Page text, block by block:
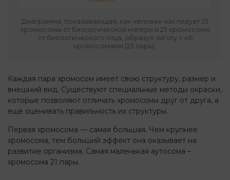
Диаграмма, показывающая, как человек наследует 23
хромосомы от биологической матери и 23 хромосомы
от биологического отца, образуя зиготу с 46
хромосомами (23 пары).
Каждая пара хромосом имеет свою структуру, размер и
внешний вид. Существуют специальные методы окраски,
которые позволяют отличать хромосомы друг от друга, а
ещё оценивать правильность их структуры.
Первая хромосома — самая большая. Чем крупнее
хромосома, тем больший эффект она оказывает на
развитие организма. Самая маленькая аутосома –
хромосома 21 пары.